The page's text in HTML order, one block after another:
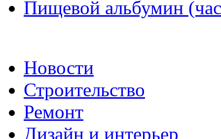
Пищевой альбумин
Новости
Строительство
Ремонт
Дизайн и интерьер